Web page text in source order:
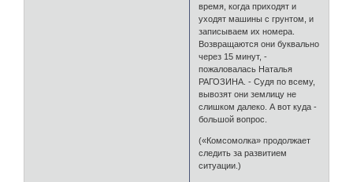
время, когда приходят и
уходят машины с грунтом, и
записываем их номера.
Возвращаются они буквально
через 15 минут, -
пожаловалась Наталья
РАГОЗИНА. - Судя по всему,
вывозят они землицу не
слишком далеко. А вот куда -
большой вопрос.
(«Комсомолка» продолжает
следить за развитием
ситуации.)